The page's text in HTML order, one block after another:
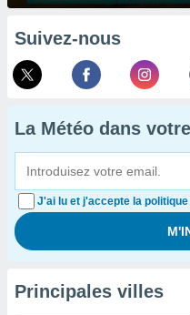
Suivez-nous
La Météo dans
J'ai lu et j'accepte la
Principales villes